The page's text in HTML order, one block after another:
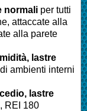
normali per tutti
attaccate alla
alla parete
lastre
ambienti interni
lastre
REI 180